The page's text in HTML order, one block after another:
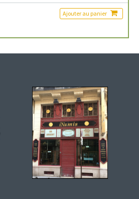
Ajouter au panier